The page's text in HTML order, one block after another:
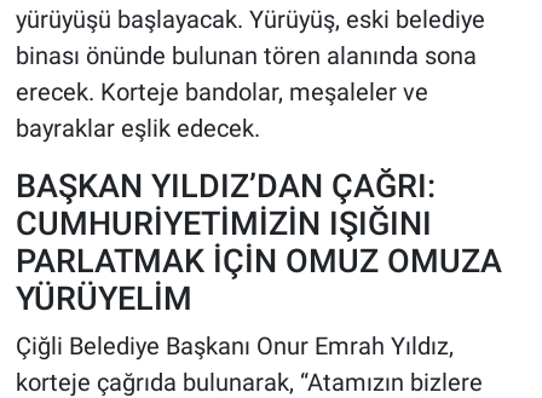
yürüyüşü başlayacak. Yürüyüş, eski belediye
binası önünde bulunan tören alanında sona
erecek. Korteje bandolar, meşaleler ve
bayraklar eşlik edecek.
BAŞKAN YILDIZ’DAN ÇAĞRI:
CUMHURİYETİMİZİN IŞIĞINI
PARLATMAK İÇİN OMUZ OMUZA
YÜRÜYELİM
Çiğli Belediye Başkanı Onur Emrah Yıldız,
korteje çağrıda bulunarak, “Atamızın bizlere